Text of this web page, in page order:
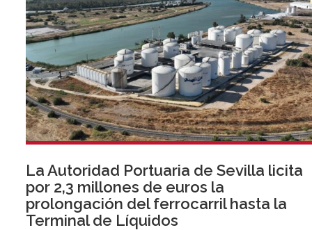
La Autoridad Portuaria de Sevilla licita
por 2,3 millones de euros la
prolongación del ferrocarril hasta la
Terminal de Líquidos